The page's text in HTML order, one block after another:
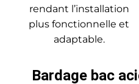
rendant l’installation
plus fonctionnelle et
adaptable.
Bardage bac